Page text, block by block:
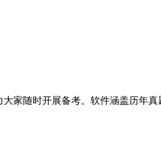
家随时开展备考。软件涵盖历年真